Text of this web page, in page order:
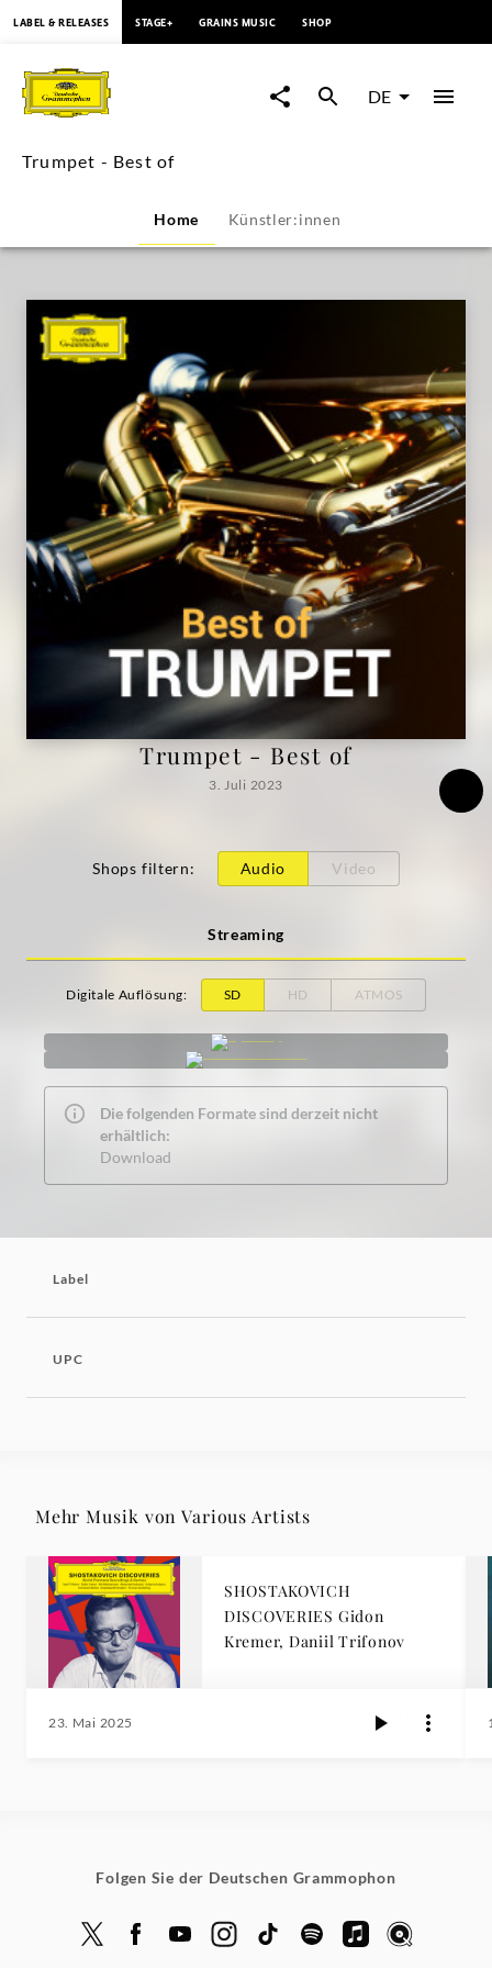
Trumpet
Best
|
Deutsche
Grammophon
LABEL & RELEASES STAGE+ GRAINS MUSIC SHOP
DE
Trumpet - Best of
Home Künstler:innen
Trumpet - Best of
3. Juli 2023
Shops filtern: Audio Video
Streaming
Digitale Auflösung: SD HD ATMOS
Die folgenden Formate sind derzeit nicht
erhältlich:
Download
Label
UPC
Mehr Musik von Various Artists
SHOSTAKOVICH
DISCOVERIES Gidon
Kremer, Daniil Trifonov
23. Mai 2025
Folgen Sie der Deutschen Grammophon